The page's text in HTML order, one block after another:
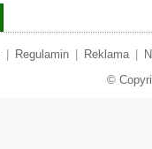
Regulamin Reklama
©